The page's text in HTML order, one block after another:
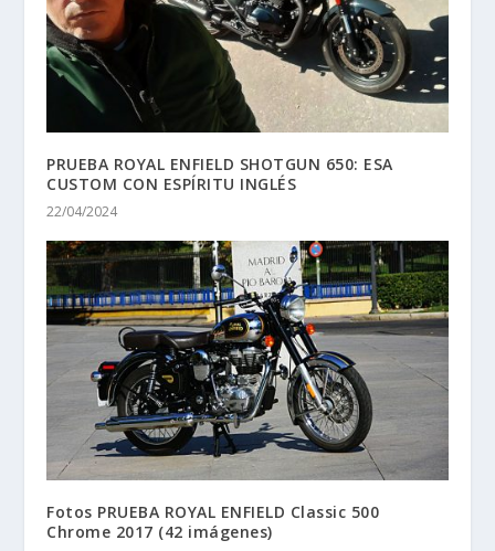
PRUEBA ROYAL ENFIELD SHOTGUN 650: ESA
CUSTOM CON ESPÍRITU INGLÉS
22/04/2024
Fotos PRUEBA ROYAL ENFIELD Classic 500
Chrome 2017 (42 imágenes)